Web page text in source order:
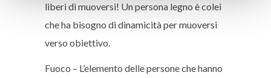
liberi di muoversi! Un persona legno è colei
che ha bisogno di dinamicità per muoversi
verso obiettivo.
Fuoco – L’elemento delle persone che hanno